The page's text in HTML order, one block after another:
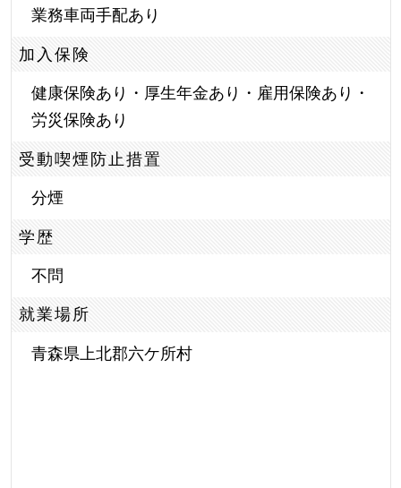
業務車両手配あり
加入保険
健康保険あり・厚生年金あり・雇用保険あり・
労災保険あり
受動喫煙防止措置
分煙
学歴
不問
就業場所
青森県上北郡六ケ所村